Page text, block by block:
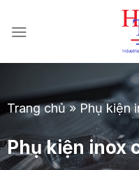
đến
dung
Trang chủ»Phụ kiện
Phụ kiện inox